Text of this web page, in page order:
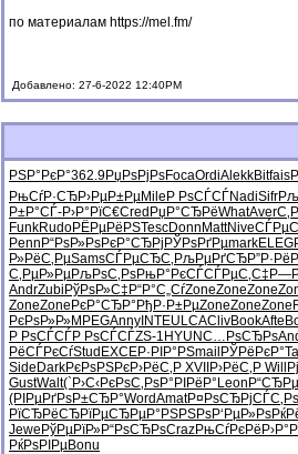
по материалам https://mel.fm/
Добавлено: 27-6-2022 12:40PM
РЅР°РєР°362.9РџРѕРјРѕFocaOrdiAlekkBitfais
РњСѓР·СЂР›РµР±РµMile Р РѕСЃСЃNadiSifr
Р±Р°СЃ-Р›Р°РїС€Cred РџР°СЂРёWhatAver
FunkRudoРЁРµРёРЅTescDonn MattNive
Penn Р“РѕР»РѕРєР°СЂРј РЎРѕРґРµmarkELEG
Р»РёС‚РµSamsСЃРµСЂС‚ РљРµРґСЂ
С‚РµР»РµРљРѕС‚РѕРњР°РєСЃСЃРµС‚С‡
AndrZubi РўРѕР»С‡ Р“Р°С„СѓZoneZoneZone
ZoneZone РєР°СЂР° РђР·Р±РµZoneZoneZone
РєРѕР»Р»MPEGAnny INTEULCAClivBookAfte
Р РѕСЃСЃР РѕСЃСЃZS-1 HYUNС…РѕСЂРѕ
РёСЃРєСѓStud EXCEР·РІР°РЅmail РЎРёРєР°
Side DarkРєРѕРЅРєР›РёС‚Р XVII Р›РёС‚Р Will
GustWalt(`Р›С‹РєРѕС‚РѕР°РІРёР° Leon
(РІРµРґРѕР±СЂР°WordAmatР¤РѕСЂРј
РїСЂРёСЂРїРµСЂРµР°РЅРЅРѕР‘РµР»Рѕ
Jewe РўРµРїР»Р“РѕСЂРѕCrazРњСѓРєРё
РќРѕРІРµBonu